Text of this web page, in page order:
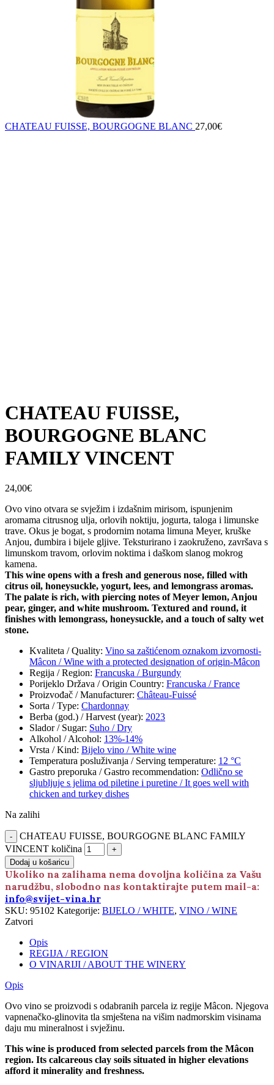
CHATEAU FUISSE, BOURGOGNE BLANC 27,00€
CHATEAU FUISSE,
BOURGOGNE BLANC
FAMILY VINCENT
24,00€
Ovo vino otvara se svježim i izdašnim mirisom, ispunjenim
aromama citrusnog ulja, orlovih noktiju, jogurta, taloga i limunske
trave. Okus je bogat, s prodornim notama limuna Meyer, kruške
Anjou, đumbira i bijele gljive. Teksturirano i zaokruženo, završava s
limunskom travom, orlovim noktima i daškom slanog mokrog
kamena.
This wine opens with a fresh and generous nose, filled with
citrus oil, honeysuckle, yogurt, lees, and lemongrass aromas.
The palate is rich, with piercing notes of Meyer lemon, Anjou
pear, ginger, and white mushroom. Textured and round, it
finishes with lemongrass, honeysuckle, and a touch of salty wet
stone.
Kvaliteta / Quality: Vino sa zaštićenom oznakom izvornosti-
Mâcon / Wine with a protected designation of origin-Mâcon
Regija / Region: Francuska / Burgundy
Porijeklo Država / Origin Country: Francuska / France
Proizvođač / Manufacturer: Château-Fuissé
Sorta / Type: Chardonnay
Berba (god.) / Harvest (year): 2023
Slador / Sugar: Suho / Dry
Alkohol / Alcohol: 13%-14%
Vrsta / Kind: Bijelo vino / White wine
Temperatura posluživanja / Serving temperature: 12 °C
Gastro preporuka / Gastro recommendation: Odlično se
sljubljuje s jelima od piletine i puretine / It goes well with
chicken and turkey dishes
Na zalihi
CHATEAU FUISSE, BOURGOGNE BLANC FAMILY
VINCENT količina
Dodaj u košaricu
Ukoliko na zalihama nema dovoljna količina za Vašu
narudžbu, slobodno nas kontaktirajte putem mail-a:
info@svijet-vina.hr
SKU: 95102 Kategorije: BIJELO / WHITE, VINO / WINE
Zatvori
Opis
REGIJA / REGION
O VINARIJI / ABOUT THE WINERY
Opis
Ovo vino se proizvodi s odabranih parcela iz regije Mâcon. Njegova
vapnenačko-glinovita tla smještena na višim nadmorskim visinama
daju mu mineralnost i svježinu.
This wine is produced from selected parcels from the Mâcon
region. Its calcareous clay soils situated in higher elevations
afford it minerality and freshness.